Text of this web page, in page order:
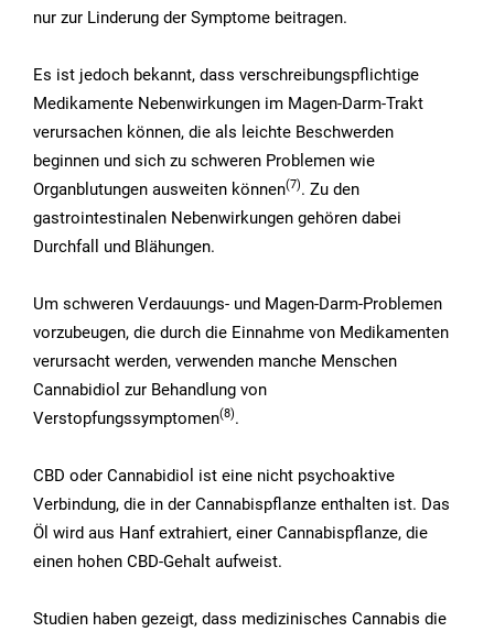
nur zur Linderung der Symptome beitragen.
Es ist jedoch bekannt, dass verschreibungspflichtige
Medikamente Nebenwirkungen im Magen-Darm-Trakt
verursachen können, die als leichte Beschwerden
beginnen und sich zu schweren Problemen wie
Organblutungen ausweiten können(7). Zu den
gastrointestinalen Nebenwirkungen gehören dabei
Durchfall und Blähungen.
Um schweren Verdauungs- und Magen-Darm-Problemen
vorzubeugen, die durch die Einnahme von Medikamenten
verursacht werden, verwenden manche Menschen
Cannabidiol zur Behandlung von
Verstopfungssymptomen(8).
CBD oder Cannabidiol ist eine nicht psychoaktive
Verbindung, die in der Cannabispflanze enthalten ist. Das
Öl wird aus Hanf extrahiert, einer Cannabispflanze, die
einen hohen CBD-Gehalt aufweist.
Studien haben gezeigt, dass medizinisches Cannabis die